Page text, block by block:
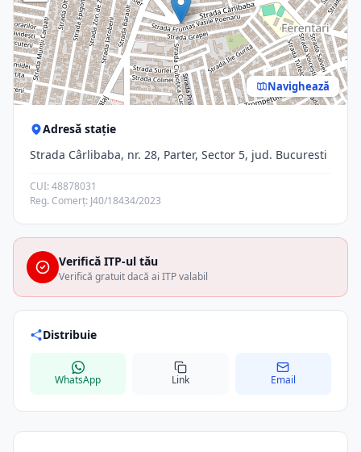
Navighează
Adresă stație
Strada Cârlibaba, nr. 28, Parter, Sector 5, jud. Bucuresti
CUI: 48878031
Reg. Comerț: J40/18434/2023
Verifică ITP-ul tău
Verifică gratuit dacă ai ITP valabil
Distribuie
WhatsApp Link Email